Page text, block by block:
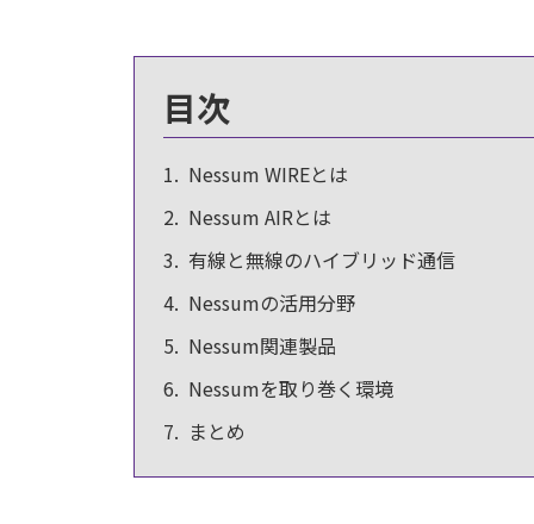
目次
Nessum WIREとは
Nessum AIRとは
有線と無線のハイブリッド通信
Nessumの活用分野
Nessum関連製品
Nessumを取り巻く環境
まとめ